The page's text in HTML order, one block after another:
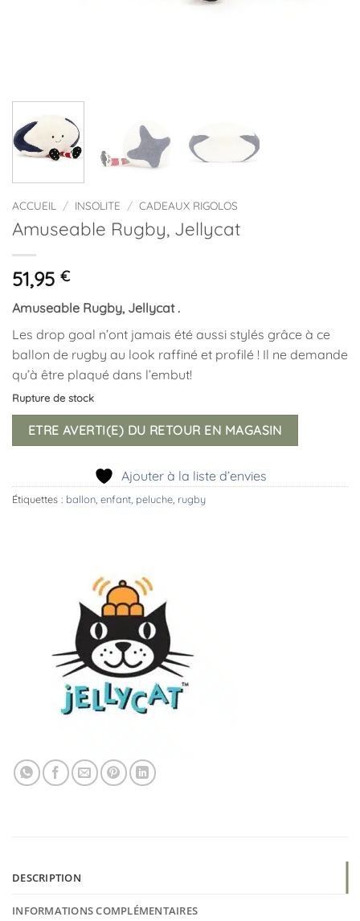
ACCUEIL / INSOLITE / CADEAUX RIGOLOS
Amuseable Rugby, Jellycat
51,95 €
Amuseable Rugby, Jellycat .
Les drop goal n’ont jamais été aussi stylés grâce à ce
ballon de rugby au look raffiné et profilé ! Il ne demande
qu’à être plaqué dans l’embut!
Rupture de stock
ETRE AVERTI(E) DU RETOUR EN MAGASIN
Ajouter à la liste d’envies
Étiquettes : ballon, enfant, peluche, rugby
DESCRIPTION
INFORMATIONS COMPLÉMENTAIRES